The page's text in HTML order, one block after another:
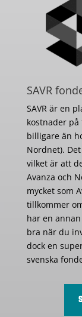
SAVR
SAVR är en
kostnader på
billigare än
Nordnet).
vilket är att
Avanza och
mycket som
tillkommer
har en
bra när du
dock en
svenska